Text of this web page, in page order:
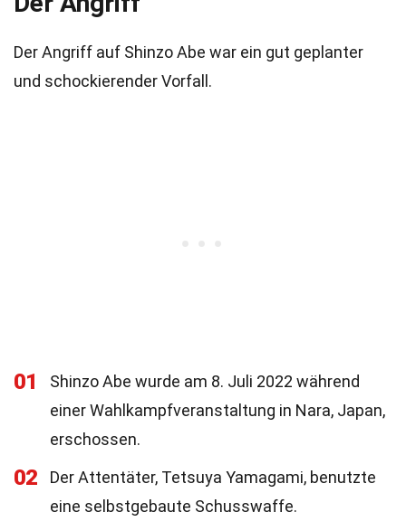
Der Angriff auf Shinzo Abe war ein gut geplanter
und schockierender Vorfall.
01
Shinzo Abe wurde am 8. Juli 2022 während
einer Wahlkampfveranstaltung in Nara, Japan,
erschossen.
02
Der Attentäter, Tetsuya Yamagami, benutzte
eine selbstgebaute Schusswaffe.